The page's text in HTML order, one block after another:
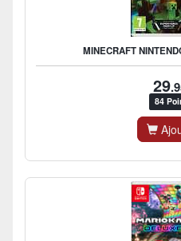
MINECRAFT
29
84